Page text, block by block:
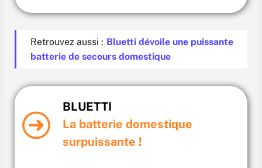
Retrouvez aussi : Bluetti dévoile une puissante
batterie de secours domestique
BLUETTI
La batterie domestique
surpuissante !